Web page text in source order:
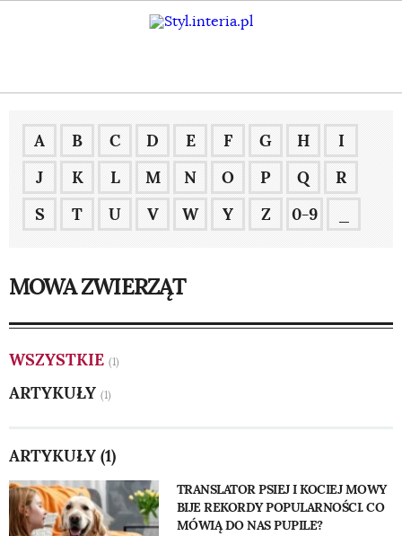
A B C D E F G H
I
J
K L M N O P Q
R
S
T U V W Y Z 0-9
MOWA ZWIERZĄT
WSZYSTKIE (1)
ARTYKUŁY (1)
ARTYKUŁY (1)
TRANSLATOR PSIEJ I KOCIEJ MOWY
BIJE REKORDY POPULARNOŚCI. CO
MÓWIĄ DO NAS PUPILE?